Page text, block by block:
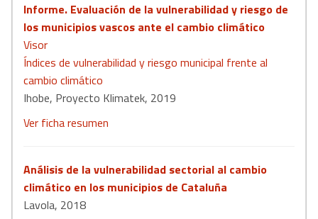
Informe. Evaluación de la vulnerabilidad y riesgo de
los municipios vascos ante el cambio climático
Visor
Índices de vulnerabilidad y riesgo municipal frente al
cambio climático
Ihobe, Proyecto Klimatek, 2019
Ver ficha resumen
Análisis de la vulnerabilidad sectorial al cambio
climático en los municipios de Cataluña
Lavola, 2018